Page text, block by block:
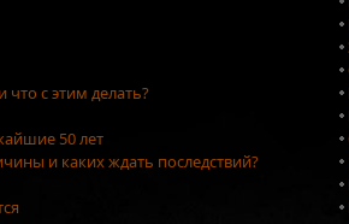
с этим делать?
50 лет
и каких ждать последствий?